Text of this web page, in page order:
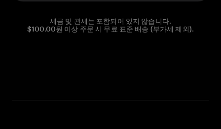
세금 및 관세는 포함되어 있지 않습니다.
$100.00원 이상 주문 시 무료 표준 배송 (부가세 제외).